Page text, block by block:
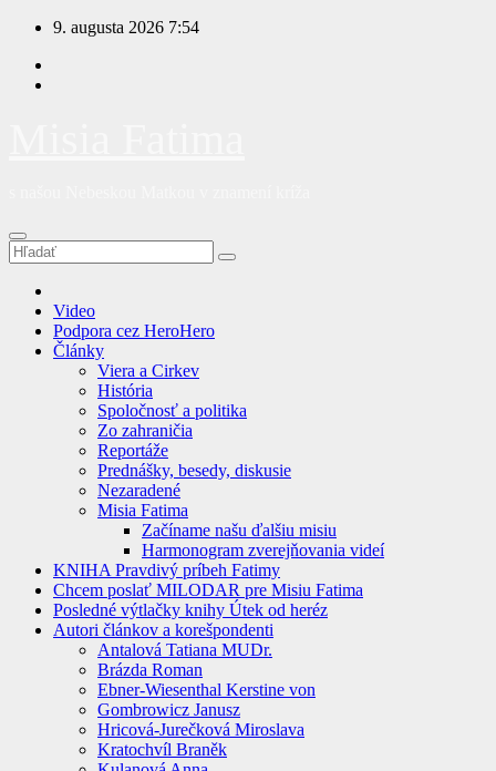
Prejsť
obsah
9. augusta 2026 7:54
Video
Podpora cez HeroHero
Články
Viera a Cirkev
História
Spoločnosť a politika
Zo zahraničia
Reportáže
Prednášky, besedy, diskusie
Nezaradené
Misia Fatima
Začíname našu ďalšiu misiu
Harmonogram zverejňovania videí
KNIHA Pravdivý príbeh Fatimy
Chcem poslať MILODAR pre Misiu Fatima
Posledné výtlačky knihy Útek od heréz
Autori článkov a korešpondenti
Antalová Tatiana MUDr.
Brázda Roman
Ebner-Wiesenthal Kerstine von
Gombrowicz Janusz
Hricová-Jurečková Miroslava
Kratochvíl Braněk